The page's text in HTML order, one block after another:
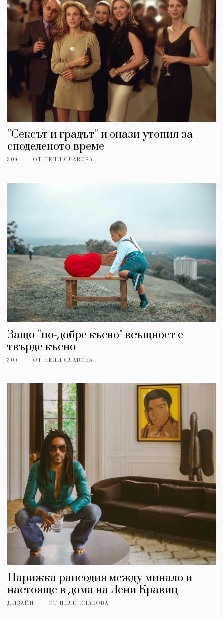
''Сексът и градът'' и онази утопия за
споделеното време
30+ ОТ НЕЛИ СЛАВОВА
Защо ''по-добре късно" всъщност е
твърде късно
30+ ОТ НЕЛИ СЛАВОВА
Парижка рапсодия между минало и
настояще в дома на Лени Кравиц
ДИЗАЙН ОТ НЕЛИ СЛАВОВА